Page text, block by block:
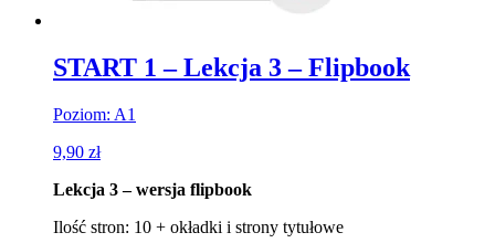
START 1 – Lekcja 3 – Flipbook
Poziom: A1
9,90 zł
Lekcja 3 – wersja flipbook
Ilość stron: 10 + okładki i strony tytułowe